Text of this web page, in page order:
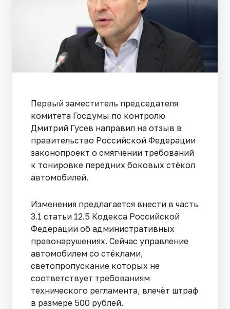
Первый заместитель председателя
комитета Госдумы по контролю
Дмитрий Гусев направил на отзыв в
правительство Российской Федерации
законопроект о смягчении требований
к тонировке передних боковых стёкол
автомобилей.
Изменения предлагается внести в часть
3.1 статьи 12.5 Кодекса Российской
Федерации об административных
правонарушениях. Сейчас управление
автомобилем со стёклами,
светопропускание которых не
соответствует требованиям
технического регламента, влечёт штраф
в размере 500 рублей.